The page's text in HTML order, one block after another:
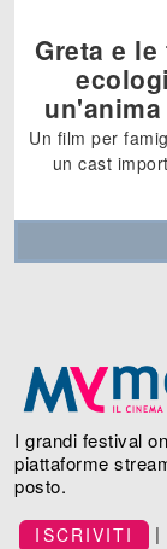
Greta e
Un film per
un cast
I grandi festival
piattaforme
posto.
ISCRIVITI |